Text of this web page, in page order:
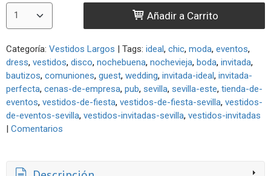
Añadir a Carrito
Categoría: Vestidos Largos | Tags: ideal chic moda eventos
dress vestidos disco nochebuena nochevieja boda invitada
bautizos comuniones guest wedding invitada-ideal invitada-
perfecta cenas-de-empresa pub sevilla sevilla-este tienda-de-
eventos vestidos-de-fiesta vestidos-de-fiesta-sevilla vestidos-
de-eventos-sevilla vestidos-invitadas-sevilla vestidos-invitadas
| Comentarios